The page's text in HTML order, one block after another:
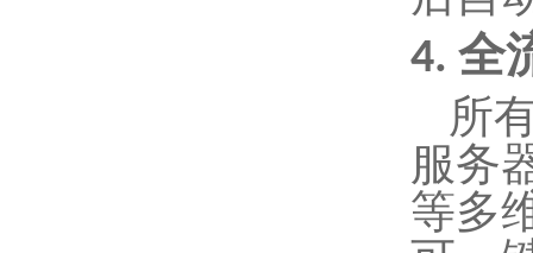
4. 全
所
服务
等多